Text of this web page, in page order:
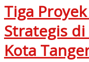
Tiga
Strategis di
Kota